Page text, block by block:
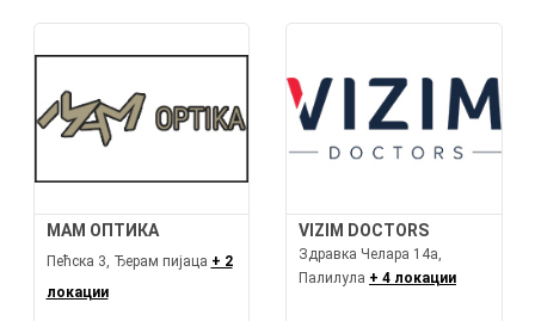
МАМ ОПТИКА
Пећска 3, Ђерам пијаца + 2
локации
VIZIM DOCTORS
Здравка Челара 14а,
Палилула + 4 локации